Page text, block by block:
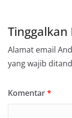
Tinggalkan
Alamat email
yang wajib
Komentar*